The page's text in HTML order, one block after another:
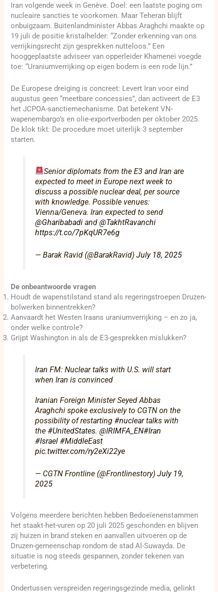
Iran volgende week in Genève. Doel: een laatste poging om
nucleaire sancties te voorkomen. Maar Teheran blijft
onbuigzaam. Buitenlandminister Abbas Araghchi maakte op
19 juli de positie kristalhelder: “Zonder erkenning van ons
verrijkingsrecht zijn gesprekken nutteloos.” Een
hooggeplaatste adviseer van opperleider Khamenei voegde
toe: “Uraniumverrijking op eigen bodem is een rode lijn.”
De Europese dreiging is concreet: Levert Iran voor eind
augustus geen “meetbare concessies”, dan activeert de E3
het JCPOA-sanctiemechanisme. Dat betekent VN-
wapenembargo’s en olie-exportverboden per oktober 2025.
De klok tikt: De procedure moet uiterlijk 3 september
starten.
Senior diplomats from the E3 and Iran are
expected to meet in Europe next week to
discuss a possible nuclear deal, per source
with knowledge. Possible venues:
Vienna/Geneva. Iran expected to send
@Gharibabadiand @TakhtRavanchi
https://t.co/7pKqUR7e6g
— Barak Ravid (@BarakRavid) July 18, 2025
De onbeantwoorde vragen
Houdt de wapenstilstand stand als regeringstroepen Druzen-
bolwerken binnentrekken?
Aanvaardt het Westen Iraans uraniumverrijking – en zo ja,
onder welke controle?
Grijpt Washington in als de E3-gesprekken mislukken?
Iran FM: Nuclear talks with U.S. will start
when Iran is convinced
Iranian Foreign Minister Seyed Abbas
Araghchi spoke exclusively to CGTN on the
possibility of restarting #nucleartalks with
the #UnitedStates. @IRIMFA_EN#Iran
#Israel #MiddleEast
pic.twitter.com/ry2eXi22ye
— CGTN Frontline (@Frontlinestory) July 19,
2025
Volgens meerdere berichten hebben Bedoeïenenstammen
het staakt-het-vuren op 20 juli 2025 geschonden en blijven
zij huizen in brand steken en aanvallen uitvoeren op de
Druzen-gemeenschap rondom de stad Al-Suwayda. De
situatie is nog steeds gespannen, zonder tekenen van
verbetering.
Ondertussen verspreiden regeringsgezinde media, gelinkt